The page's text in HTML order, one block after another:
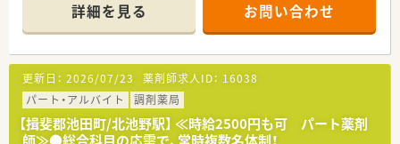
詳細を見る お問い合わせ
更新日： 2026/07/23 薬剤師求人ID： 16038
パート・アルバイト
調剤薬局
【揖斐郡池田町/北池野駅】 ≪時給2500円も可 パート薬剤